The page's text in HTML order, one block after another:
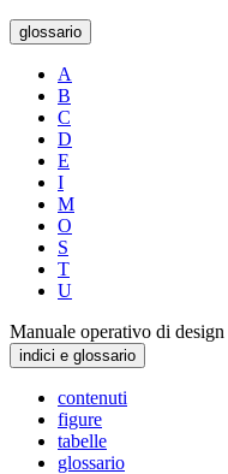
glossario
A
B
C
D
E
I
M
O
S
T
U
Manuale operativo di design
indici e glossario
contenuti
figure
tabelle
glossario